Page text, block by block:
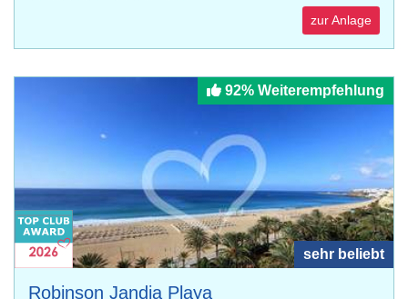
zur Anlage
92% Weiterempfehlung
sehr beliebt
Robinson Jandia Playa